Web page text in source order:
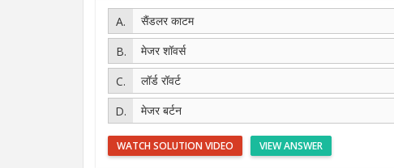
सैंडलर काटम
मेजर शॉवर्स
लॉर्ड रॉवर्ट
मेजर बर्टन
VIEW ANSWER
WATCH SOLUTION VIDEO